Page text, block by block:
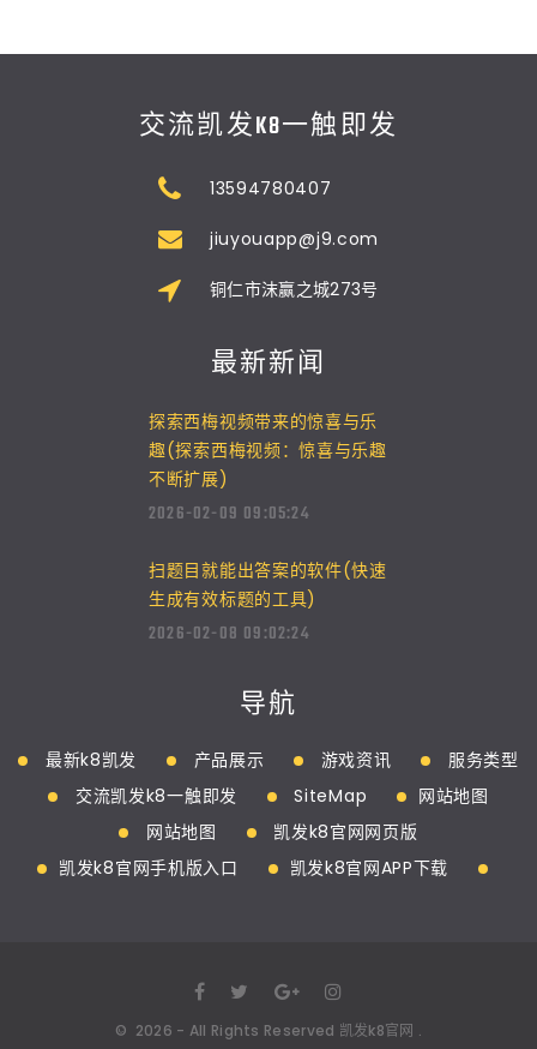
交流凯发K8一触即发
13594780407
jiuyouapp@j9.com
铜仁市沫赢之城273号
最新新闻
探索西梅视频带来的惊喜与乐
趣(探索西梅视频：惊喜与乐趣
不断扩展)
2026-02-09 09:05:24
扫题目就能出答案的软件(快速
生成有效标题的工具)
2026-02-08 09:02:24
导航
最新k8凯发 产品展示 游戏资讯
服务类型
交流凯发k8一触即发
SiteMap
网站地图
网站地图
凯发k8官网网页版
凯发k8官网手机版入口
凯发k8官网APP下载
© 2026 - All Rights Reserved 凯发k8官网 .